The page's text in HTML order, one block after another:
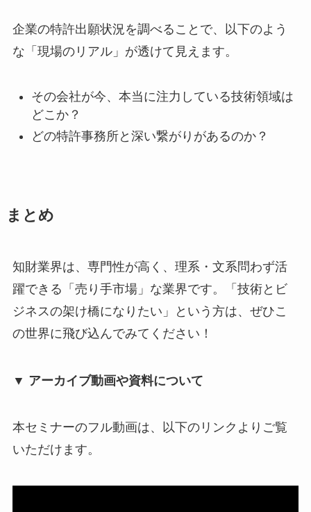
企業の特許出願状況を調べることで、以下のよう
な「現場のリアル」が透けて見えます。
その会社が今、本当に注力している技術領域は
どこか？
どの特許事務所と深い繋がりがあるのか？
まとめ
知財業界は、専門性が高く、理系・文系問わず活
躍できる「売り手市場」な業界です。「技術とビ
ジネスの架け橋になりたい」という方は、ぜひこ
の世界に飛び込んでみてください！
▼ アーカイブ動画や資料について
本セミナーのフル動画は、以下のリンクよりご覧
いただけます。